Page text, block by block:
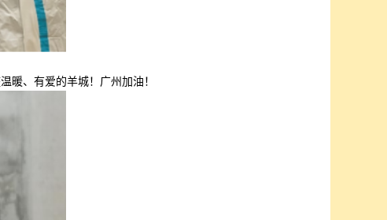
暖、有爱的羊城！广州加油！